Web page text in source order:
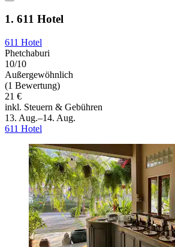
1. 611 Hotel
611 Hotel
Phetchaburi
10/10
Außergewöhnlich
(1 Bewertung)
21 €
inkl. Steuern & Gebühren
13. Aug.–14. Aug.
611 Hotel